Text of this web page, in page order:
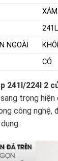
XÁM
241L
NGOÀI
CÓ
241l/224l 2
trọng hiện
công nghệ,